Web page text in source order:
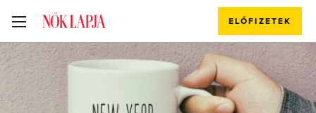
ELŐFIZETEK